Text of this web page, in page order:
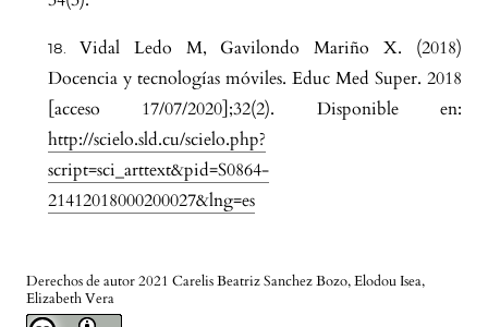
Derechos de autor 2021 Carelis Beatriz Sanchez Bozo, Elodou Isea,
Elizabeth Vera
Vidal Ledo M, Gavilondo Mariño X. (2018)
Docencia y tecnologías móviles. Educ Med Super. 2018
[acceso 17/07/2020];32(2). Disponible en:
http://scielo.sld.cu/scielo.php?
script=sci_arttext&pid=S0864-
21412018000200027&lng=es